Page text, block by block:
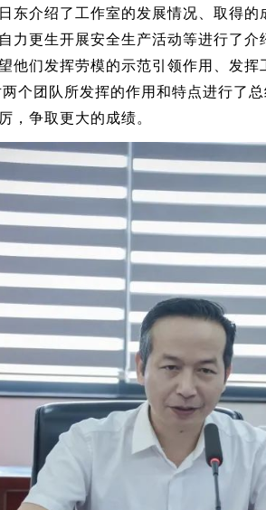
东介绍了工作室的发展情况、取得
力更生开展安全生产活动等进行了
他们发挥劳模的示范引领作用、发
个团队所发挥的作用和特点进行了
，争取更大的成绩。